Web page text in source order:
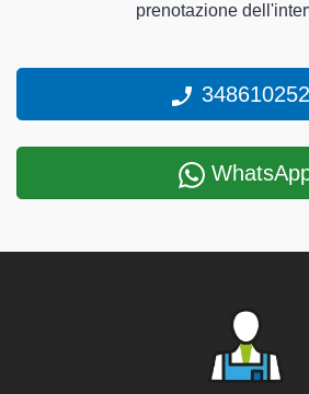
prenotazione